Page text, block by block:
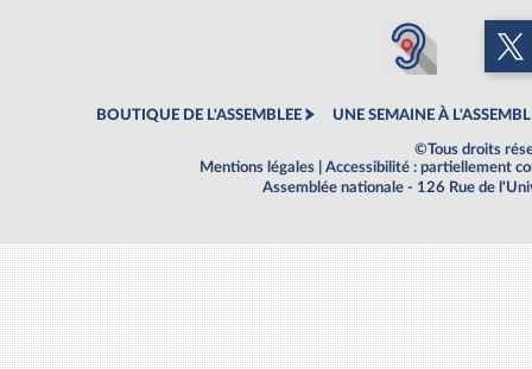
BOUTIQUE DE L'ASSEMBLEE UNE SEMAINE À
©Tous droits
Mentions légales
Accessibilité : partiellement
Assemblée nationale - 126 Rue de